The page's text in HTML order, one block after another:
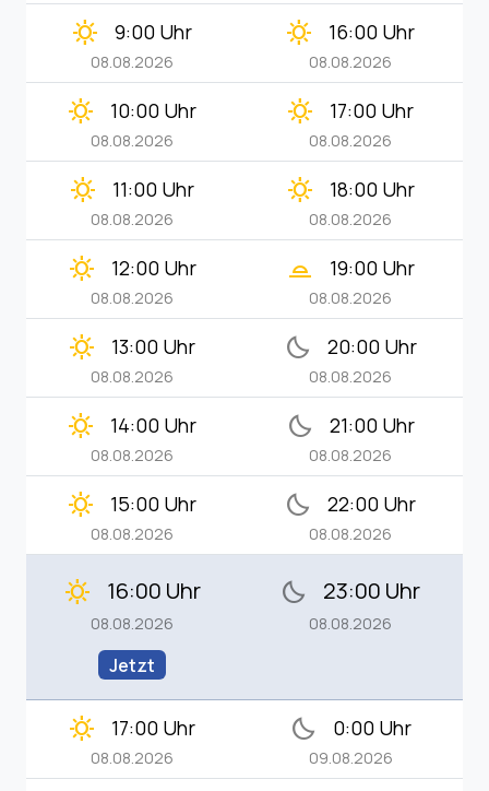
clear_day 9:00 Uhr
08.08.2026
clear_day 16:00 Uhr
08.08.2026
clear_day 10:00 Uhr
08.08.2026
clear_day 17:00 Uhr
08.08.2026
clear_day 11:00 Uhr
08.08.2026
clear_day 18:00 Uhr
08.08.2026
clear_day 12:00 Uhr
08.08.2026
wb_twilight_2 19:00 Uhr
08.08.2026
clear_day 13:00 Uhr
08.08.2026
bedtime 20:00 Uhr
08.08.2026
clear_day 14:00 Uhr
08.08.2026
bedtime 21:00 Uhr
08.08.2026
clear_day 15:00 Uhr
08.08.2026
bedtime 22:00 Uhr
08.08.2026
clear_day 16:00 Uhr
08.08.2026
Jetzt
bedtime 23:00 Uhr
08.08.2026
clear_day 17:00 Uhr
08.08.2026
bedtime 0:00 Uhr
09.08.2026